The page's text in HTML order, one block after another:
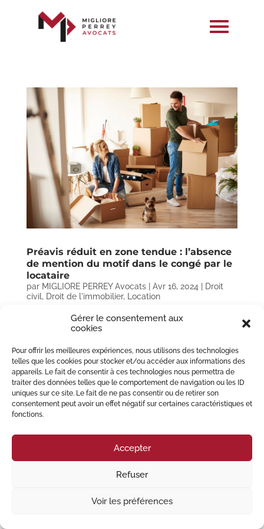
Gérer le consentement aux
cookies
Pour offrir les meilleures expériences, nous utilisons des technologies
telles que les cookies pour stocker et/ou accéder aux informations des
appareils. Le fait de consentir à ces technologies nous permettra de
traiter des données telles que le comportement de navigation ou les ID
uniques sur ce site. Le fait de ne pas consentir ou de retirer son
consentement peut avoir un effet négatif sur certaines caractéristiques et
fonctions.
Accepter
Refuser
Voir les préférences
Préavis réduit en zone tendue : l’absence
de mention du motif dans le congé par le
locataire
par MIGLIORE PERREY Avocats| Avr 16, 2024
Droit
civil, Droit de l'immobilier, Location
Le congé donné par le locataire afin de quitter son logement est encadré
strictement. Dans ce cadre, l’article 15 de la loi n° 89-462 du 6 juillet 1989
n° 86-1290 du 23 décembre 1986...
© 2023 Migliore Perrey Avocats – Tous droits réservés IMention Légales